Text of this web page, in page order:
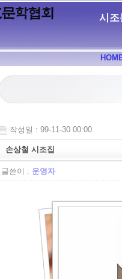
시조
작성일 : 99-11-30 00:00
손상철 시조집
글쓴이 : 운영자